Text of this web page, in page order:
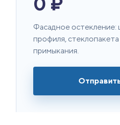
Фасадное остекление:
профиля, стеклопакета
примыкания.